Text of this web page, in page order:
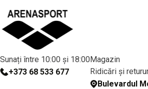
Sunați între 10:00 și 18:00
+373 68 533 677
Magazin
Ridicări și
Bulevardul